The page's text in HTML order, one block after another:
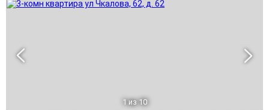
1 из 10